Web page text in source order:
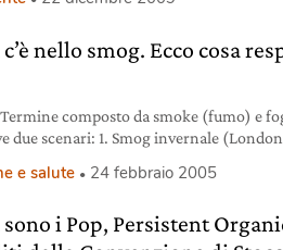
c’è nello smog. Ecco cosa
composto da smoke (fumo) e
due scenari: 1. Smog invernale
solforosa (SO2), in presenza di alta
causato da elevate concentrazioni di
e salute 24 febbraio 2005
sono i Pop, Persistent